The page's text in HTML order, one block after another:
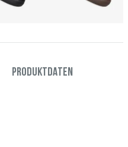
PRODUKTDATEN